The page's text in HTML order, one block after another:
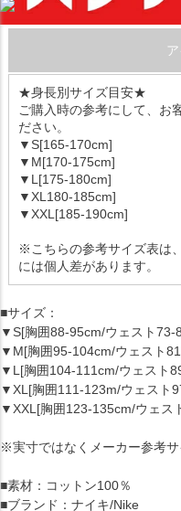
★身長別サイズ目安★
ご購入時の参考にして、お
ださい。
▼S[165-170cm]
▼M[170-175cm]
▼L[175-180cm]
▼XL180-185cm]
▼XXL[185-190cm]
※こちらの参考サイズ表は
には個人差があります。
■サイズ：
▼S[胸囲88-95cm/ウェスト73-
▼M[胸囲95-104cm/ウェスト
▼L[胸囲104-111cm/ウェスト
▼XL[胸囲111-123m/ウェスト
▼XXL[胸囲123-135cm/ウェス
※実寸ではなくメーカー参考サ
■素材：コットン100％
■ブランド：ナイキ/Nike